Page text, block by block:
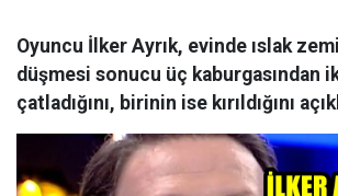
Oyuncu İlker Ayrık, evinde ıslak
düşmesi sonucu üç kaburgasından
çatladığını, birinin ise kırıldığını